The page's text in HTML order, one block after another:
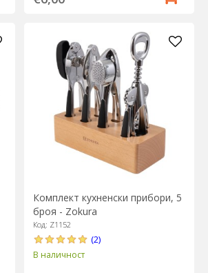
Комплект кухненски прибори, 5
броя - Zokura
Код: Z1152
(2)
В наличност